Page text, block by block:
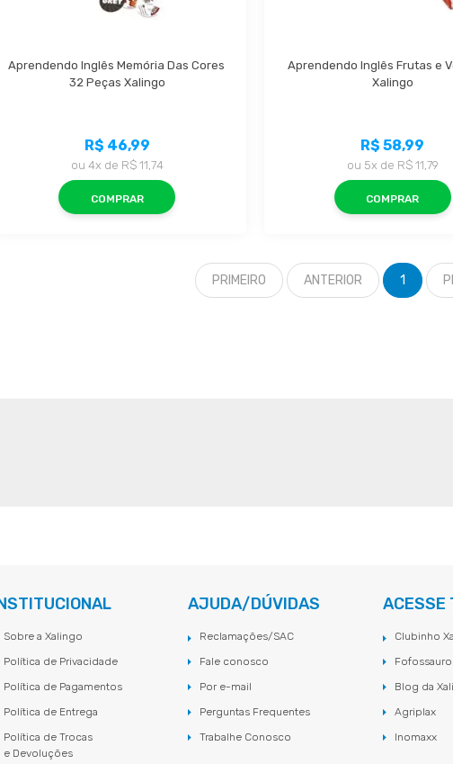
Aprendendo Inglês Memória Das Cores
32 Peças Xalingo
R$ 46,99
ou 4x de R$ 11,74
COMPRAR
Aprendendo Inglês Frutas e
Xalingo
R$ 58,99
ou 5x de R$ 11,79
COMPRAR
PRIMEIRO ANTERIOR 1
Sobre a Xalingo
Política de Privacidade
Política de Pagamentos
Política de Entrega
Política de Trocas
e Devoluções
AJUDA/DÚVIDAS
Reclamações/SAC
Fale conosco
Por e-mail
Perguntas Frequentes
Trabalhe Conosco
ACESSE
Clubinho
Blog da
Agriplax
Inomaxx